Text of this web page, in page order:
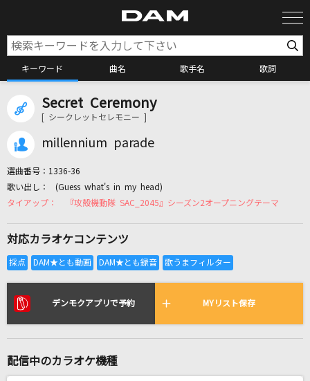
キーワード 曲名 歌手名 歌詞
カラオケ検索
カラオケ店舗検索
カラオケリクエスト
リアルタイムで歌われている曲の一覧
As the Dew
[生音]HOT LIMIT
Secret Ceremony
[ シークレットセレモニー ]
millennium parade
選曲番号： 1336-36
(Guess what's in my head)
『攻殻機動隊 SAC_2045』シーズン2オープニングテーマ
対応カラオケコンテンツ
デンモクアプリで予約 MYリスト保存
配信中のカラオケ機種